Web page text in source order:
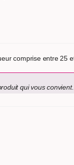
comprise entre 25
qui vous convient.